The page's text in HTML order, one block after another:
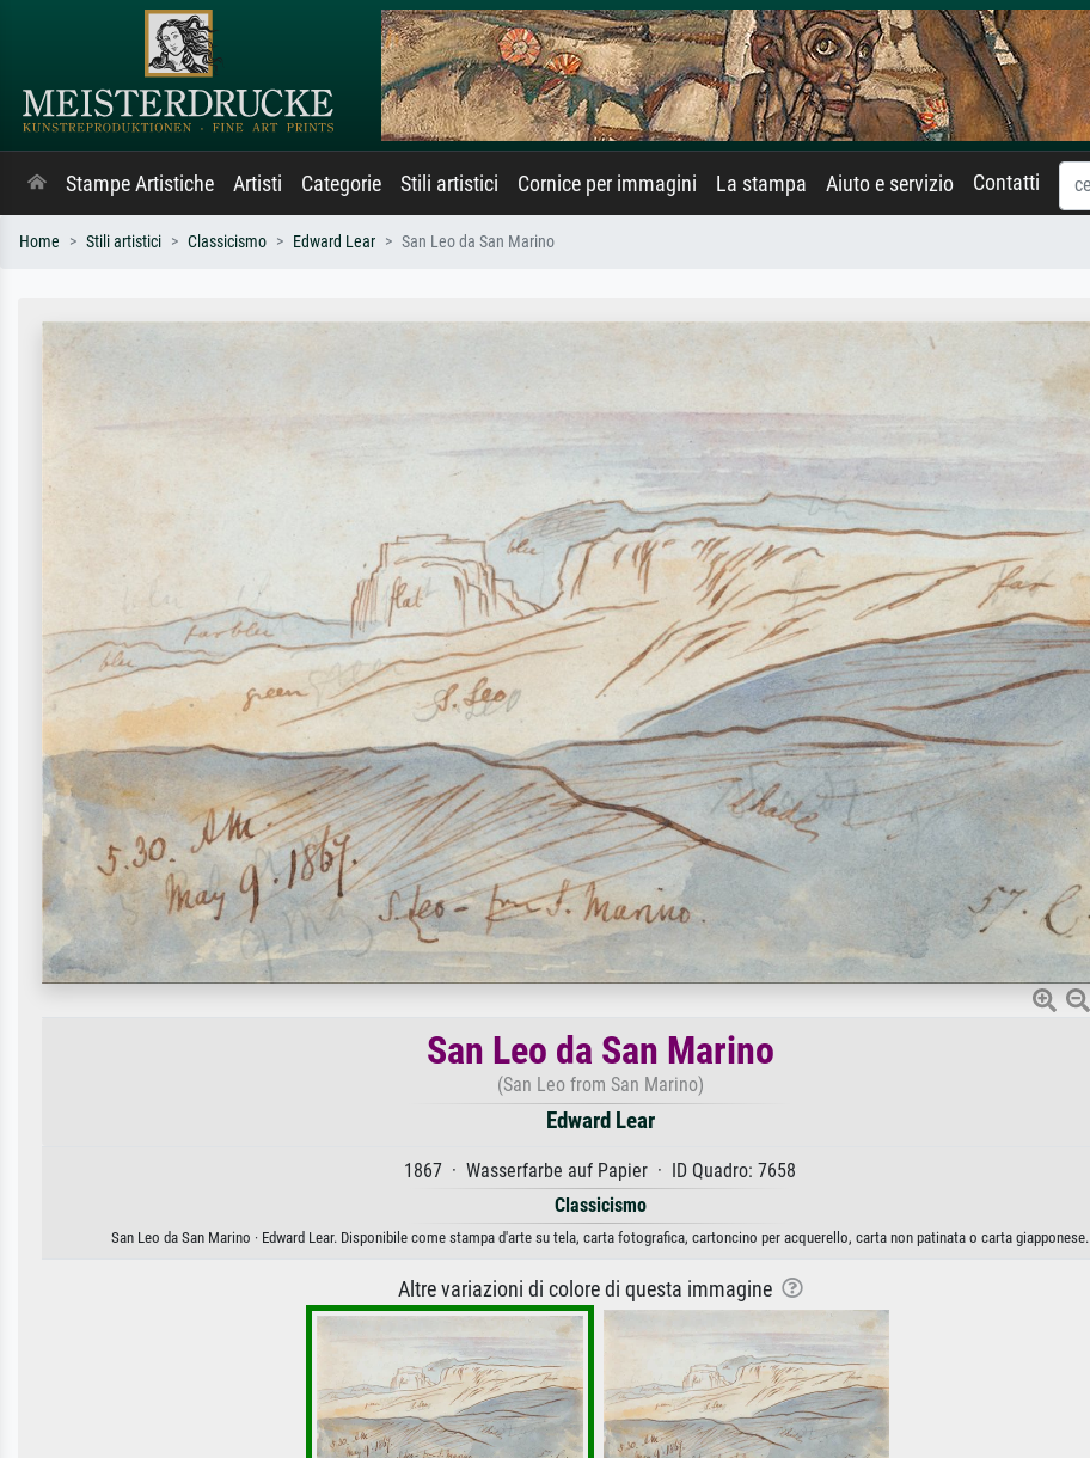
Stampe Artistiche Artisti Categorie Stili artistici Cornice per immagini La stampa Aiuto e servizio Contatti
Home Stili artistici Classicismo Edward Lear San Leo da San Marino
San Leo da San Marino
(San Leo from San Marino)
Edward Lear
1867 · Wasserfarbe auf Papier · ID Quadro: 7658
Classicismo
San Leo da San Marino · Edward Lear. Disponibile come stampa d'arte su tela, carta fotografica, cartoncino per acquerello, carta non patinata o carta giapponese.
Altre variazioni di colore di questa immagine